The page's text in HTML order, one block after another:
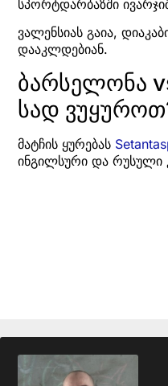
სპორტდარბაზში
ვალენსიას გაია,
დააკლდებიან.
ბარსელონა
სად
მატჩის ყურებას
ინგილსური და რუსული